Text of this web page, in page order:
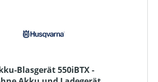
Blasgerät 550iBTX -